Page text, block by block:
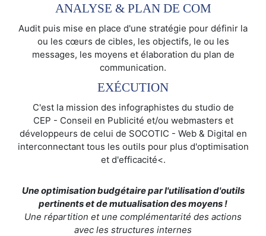
ANALYSE & PLAN DE COM
Audit puis mise en place d'une stratégie pour définir la
ou les cœurs de cibles, les objectifs, le ou les
messages, les moyens et élaboration du plan de
communication.
EXÉCUTION
C'est la mission des infographistes du studio de
CEP - Conseil en Publicité et/ou webmasters et
développeurs de celui de SOCOTIC - Web & Digital en
interconnectant tous les outils pour plus d'optimisation
et d'efficacité<.
Une optimisation budgétaire par l'utilisation d'outils
pertinents et de mutualisation des moyens !
Une répartition et une complémentarité des actions
avec les structures internes